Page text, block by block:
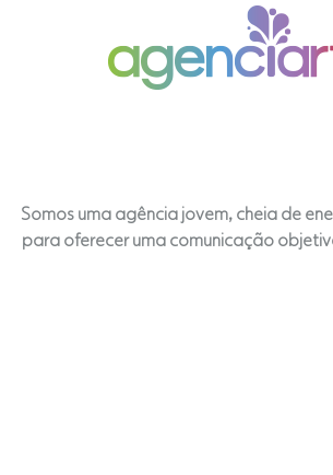
Somos uma agência jovem, cheia de
para oferecer uma comunicação